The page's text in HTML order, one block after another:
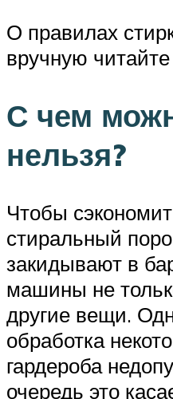
О правилах
вручную читайте
С чем
нельзя?
Чтобы
стиральный
закидывают в
машины не
другие вещи.
обработка
гардероба
очередь это